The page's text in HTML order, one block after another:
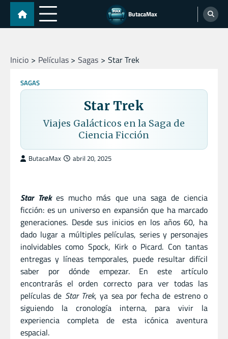
Skip
content
ButacaMax
Inicio Películas Sagas Star Trek
SAGAS
Star Trek
Viajes Galácticos en la Saga de
Ciencia Ficción
ButacaMax abril 20, 2025
Star Trekes mucho más que una saga de ciencia
ficción: es un universo en expansión que ha marcado
generaciones. Desde sus inicios en los años 60, ha
dado lugar a múltiples películas, series y personajes
inolvidables como Spock, Kirk o Picard. Con tantas
entregas y líneas temporales, puede resultar difícil
saber por dónde empezar. En este artículo
encontrarás el orden correcto para ver todas las
películas de Star Trek, ya sea por fecha de estreno o
siguiendo la cronología interna, para vivir la
experiencia completa de esta icónica aventura
espacial.